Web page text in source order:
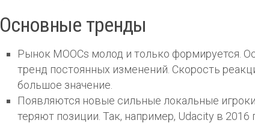
Основные тренды
Рынок MOOCs молод и только формируется.
тренд постоянных изменений. Скорость
большое значение.
Появляются новые сильные локальные
теряют позиции. Так, например, Udacity в 2016